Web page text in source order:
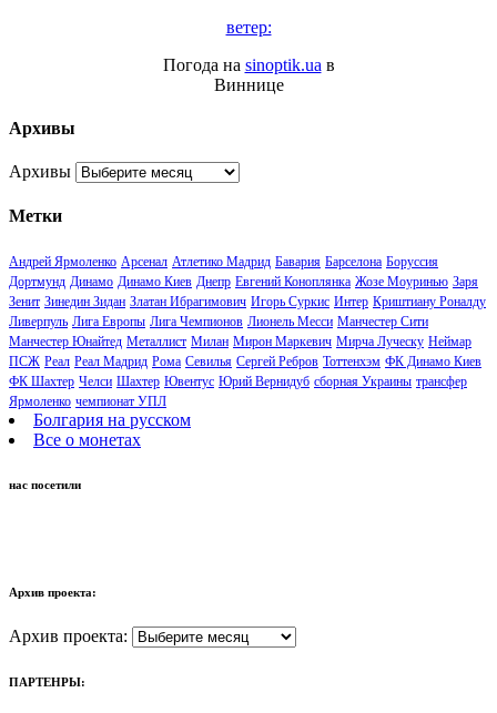
ветер:
Погода на sinoptik.ua в
Виннице
Архивы
Архивы
Метки
Андрей Ярмоленко Арсенал Атлетико Мадрид Бавария Барселона Боруссия
Дортмунд Динамо Динамо Киев Днепр Евгений Коноплянка Жозе Моуринью Заря
Зенит Зинедин Зидан Златан Ибрагимович Игорь Суркис Интер Криштиану Роналду
Ливерпуль Лига Европы Лига Чемпионов Лионель Месси Манчестер Сити
Манчестер Юнайтед Металлист Милан Мирон Маркевич Мирча Луческу Неймар
ПСЖ Реал Реал Мадрид Рома Севилья Сергей Ребров Тоттенхэм ФК Динамо Киев
ФК Шахтер Челси Шахтер Ювентус Юрий Вернидуб сборная Украины трансфер
Ярмоленко чемпионат УПЛ
Болгария на русском
Все о монетах
нас посетили
Архив проекта:
Архив проекта:
ПАРТЕНРЫ: